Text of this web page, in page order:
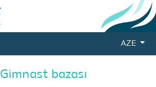
AZE
Gimnast bazası